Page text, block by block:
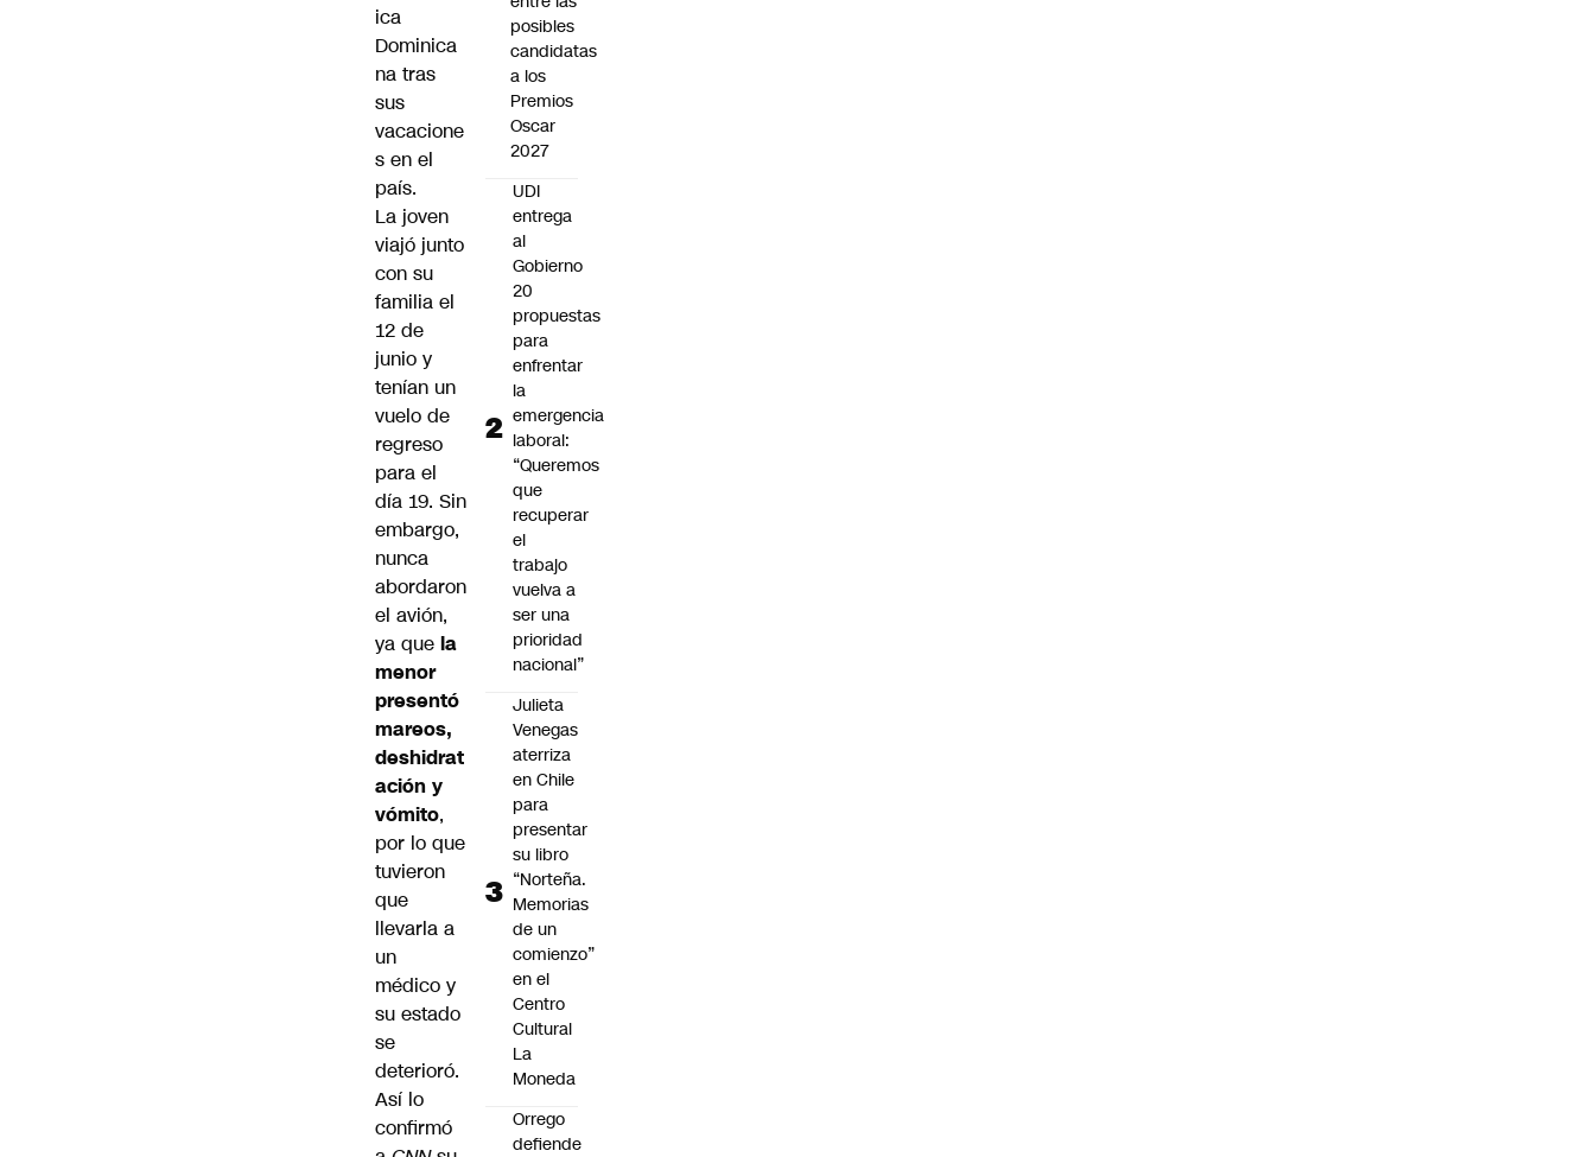
ica
Dominica
na tras
sus
vacacione
s en el
país.
La joven
viajó junto
con su
familia el
12 de
junio y
tenían un
vuelo de
regreso
para el
día 19. Sin
embargo,
nunca
abordaron
el avión,
ya que la
menor
presentó
mareos,
deshidrat
ación y
vómito,
por lo que
tuvieron
que
llevarla a
un
médico y
su estado
se
deterioró.
Así lo
confirmó
posibles
candidatas
a los
Premios
Oscar
2027
UDI
entrega
al
Gobierno
20
propuestas
para
enfrentar
la
emergencia
laboral:
“Queremos
que
recuperar
el
trabajo
vuelva a
ser una
prioridad
nacional”
Julieta
Venegas
aterriza
en Chile
para
presentar
su libro
“Norteña.
Memorias
de un
comienzo”
en el
Centro
Cultural
La
Moneda
Orrego
defiende